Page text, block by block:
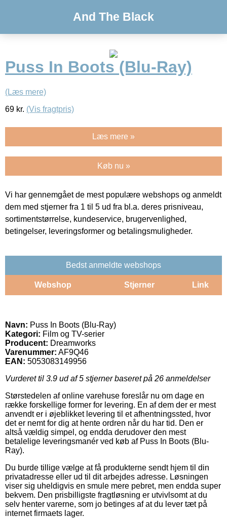
And The Black
Puss In Boots (Blu-Ray)
(Læs mere)
69 kr. (Vis fragtpris)
Læs mere »
Køb nu »
Vi har gennemgået de mest populære webshops og anmeldt
dem med stjerner fra 1 til 5 ud fra bl.a. deres prisniveau,
sortimentstørrelse, kundeservice, brugervenlighed,
betingelser, leveringsformer og betalingsmuligheder.
Bedst anmeldte webshops
Webshop Stjerner Link
Navn: Puss In Boots (Blu-Ray)
Kategori: Film og TV-serier
Producent: Dreamworks
Varenummer: AF9Q46
EAN: 5053083149956
Vurderet til 3.9 ud af 5 stjerner baseret på 26 anmeldelser
Størstedelen af online varehuse foreslår nu om dage en
række forskellige former for levering. En af dem der er mest
anvendt er i øjeblikket levering til et afhentningssted, hvor
det er nemt for dig at hente ordren når du har tid. Den er
altså vældig simpel, og endda derudover den mest
betalelige leveringsmanér ved køb af Puss In Boots (Blu-
Ray).
Du burde tillige vælge at få produkterne sendt hjem til din
privatadresse eller ud til dit arbejdes adresse. Løsningen
viser sig uheldigvis en smule mere pebret, men endda super
bekvem. Den prisbilligste fragtløsning er utvivlsomt at du
selv henter varerne, som jo betinges af at du lever tæt på
internet firmaets lager.